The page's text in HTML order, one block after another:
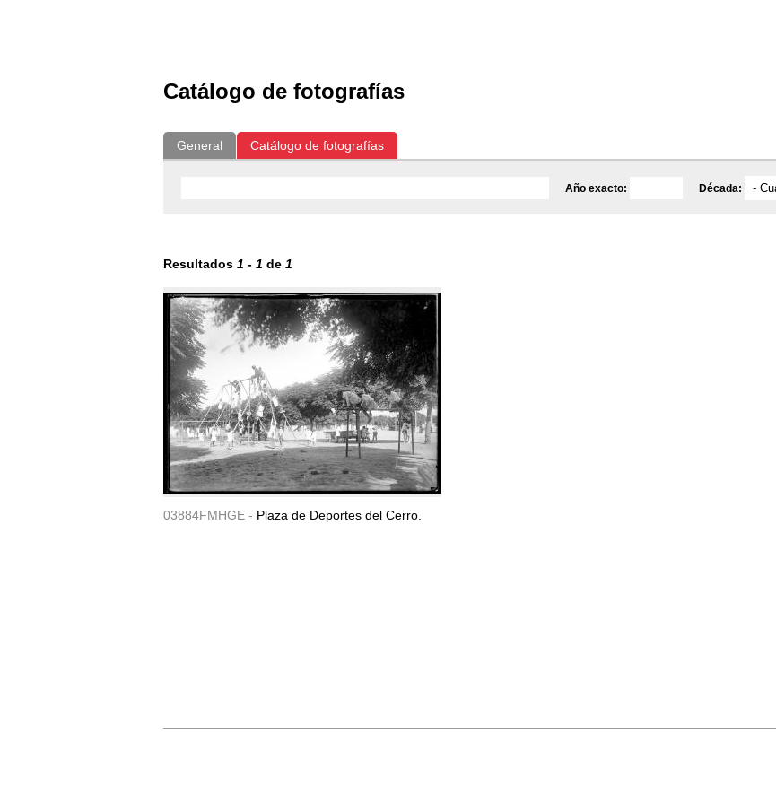
Catálogo de fotografías
General Catálogo de fotografías
Año exacto: Década:
Resultados 1 - 1 de 1
03884FMHGE - Plaza de Deportes del Cerro.